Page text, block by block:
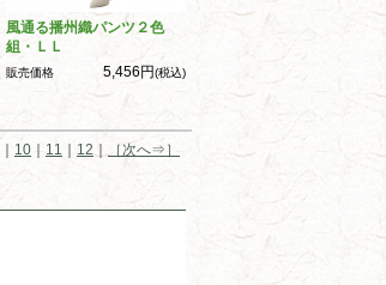
風通る播州織パンツ２色
組・ＬＬ
販売価格 5,456円(税込)
10 11 12 ［次へ⇒］